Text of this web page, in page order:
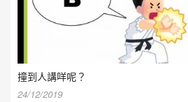
撞到人講咩呢？
24/12/2019